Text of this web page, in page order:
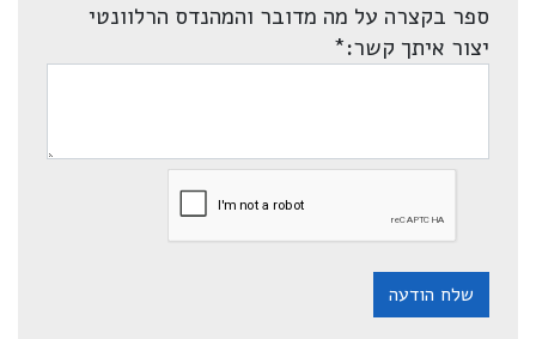
ספר בקצרה על מה מדובר והמהנדס הרלוונטי
יצור איתך קשר:*
שלח הודעה